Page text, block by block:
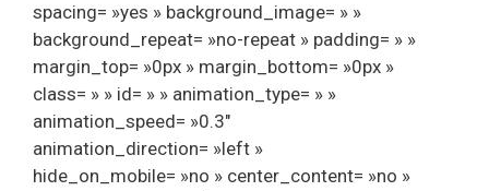
spacing= »yes » background_image= » »
background_repeat= »no-repeat » padding= » »
margin_top= »0px » margin_bottom= »0px »
class= » » id= » » animation_type= » »
animation_speed= »0.3″
animation_direction= »left »
hide_on_mobile= »no » center_content= »no »